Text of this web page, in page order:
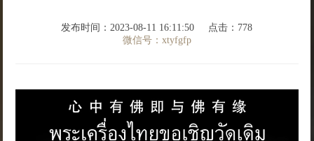
发布时间：2023-08-11 16:11:50
点击：778
微信号：xtyfgfp